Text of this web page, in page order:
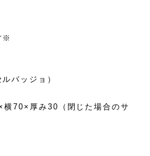
※
バッジョ）
70×厚み30（閉じた場合のサ